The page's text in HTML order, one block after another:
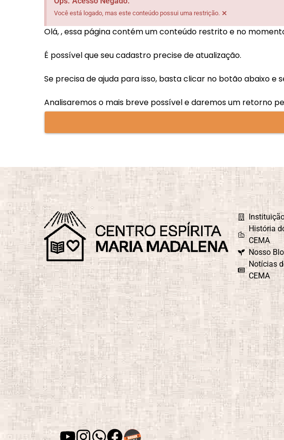
Você está logado, mas este conteúdo possui uma restrição. ×
Olá,, essa página contém um conteúdo restrito e no
É possível que seu cadastro precise de atualização.
Se precisa de ajuda para isso, basta clicar no botão abaixo e
Analisaremos o mais breve possível e daremos um retorno
História
CEMA
Nosso
Notícias
CEMA